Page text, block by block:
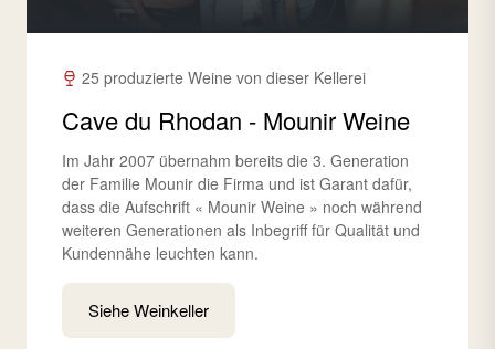
25 produzierte Weine von dieser Kellerei
Cave du Rhodan - Mounir Weine
Im Jahr 2007 übernahm bereits die 3. Generation
der Familie Mounir die Firma und ist Garant dafür,
dass die Aufschrift « Mounir Weine » noch während
weiteren Generationen als Inbegriff für Qualität und
Kundennähe leuchten kann.
Siehe Weinkeller